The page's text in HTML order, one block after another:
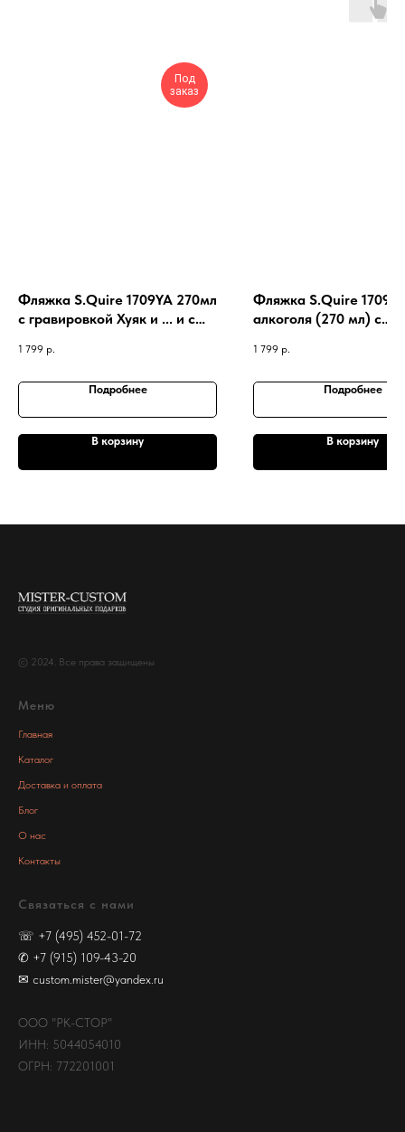
Под
заказ
Фляжка S.Quire 1709YA 270мл
с гравировкой Хуяк и ... и с
1 799 р.
Подробнее
В корзину
Фляжка S.Quire
алкоголя (270 мл) с
скуки"
1 799 р.
Подробнее
В корзину
© 2024. Все права защищены
Меню
Главная
Каталог
Доставка и оплата
Блог
О нас
Контакты
Связаться с нами
☏ +7 (495) 452-01-72
✆ +7 (915) 109-43-20
✉ custom.mister@yandex.ru
ООО "РК-СТОР"
ИНН: 5044054010
ОГРН: 772201001